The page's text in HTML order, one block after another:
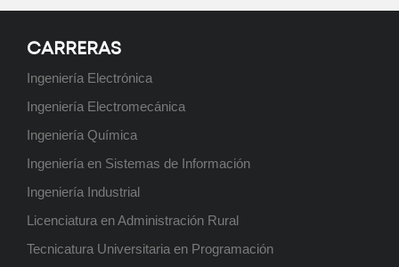
Posgrado: Maestría en Minería de
Datos
CARRERAS
Ingeniería Electrónica
Ingeniería Electromecánica
Ingeniería Química
Ingeniería en Sistemas de Información
Ingeniería Industrial
Licenciatura en Administración Rural
Tecnicatura Universitaria en Programación